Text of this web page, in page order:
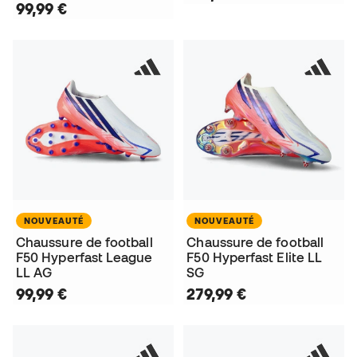
99,99 €
NOUVEAUTÉ
Chaussure de football
F50 Hyperfast League
LL AG
99,99 €
NOUVEAUTÉ
Chaussure de football
F50 Hyperfast Elite LL
SG
279,99 €